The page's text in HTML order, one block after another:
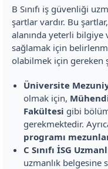
B Sınıfı iş güvenliği
şartlar vardır. Bu
alanında yeterli bilgiye
sağlamak için
olabilmek için gereken
Üniversite
olmak için,
Fakültesi gibi
gerekmektedir.
programı
C Sınıfı İSG
uzmanlık belgesine